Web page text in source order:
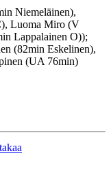
Niemeläinen),
Luoma Miro (V
Lappalainen O));
(82min Eskelinen),
(UA 76min)